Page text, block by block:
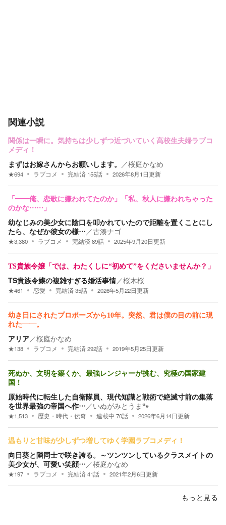
関連小説
関係は一瞬に。気持ちは少しずつ近づいていく高校生夫婦ラブコ
メディ！
まずはお嫁さんからお願いします。 ／桜庭かなめ
★694 ラブコメ 完結済 155話 2026年8月1日更新
「――俺、恋歌に嫌われてたのか」「私、秋人に嫌われちゃった
のかな……」
幼なじみの美少女に陰口を叩かれていたので距離を置くことにし
たら、なぜか彼女の様… ／古湊ナゴ
★3,380 ラブコメ 完結済89話 2025年9月20日更新
TS貴族令嬢「では、わたくしに“初めて”をくださいませんか？」
TS貴族令嬢の複雑すぎる婚活事情／桜木桜
★461 恋愛 完結済35話 2026年5月22日更新
幼き日にされたプロポーズから10年。突然、君は僕の目の前に現
れた――。
アリア／桜庭かなめ
★138 ラブコメ 完結済292話 2019年5月25日更新
死ぬか、文明を築くか。最強レンジャーが挑む、究極の国家建
国！
原始時代に転生した自衛隊員、現代知識と戦術で絶滅寸前の集落
を世界最強の帝国へ作… ／いぬがみとうま🐾
★1,513 歴史・時代・伝奇 連載中 70話 2026年6月14日更新
温もりと甘味が少しずつ増してゆく学園ラブコメディ！
向日葵と隣同士で咲き誇る。～ツンツンしているクラスメイトの
美少女が、可愛い笑顔… ／桜庭かなめ
★197 ラブコメ 完結済41話 2021年2月6日更新
もっと見る